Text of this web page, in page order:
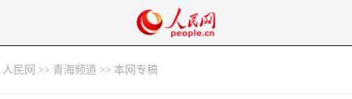
人民网 >> 青海频道 >> 本网专稿